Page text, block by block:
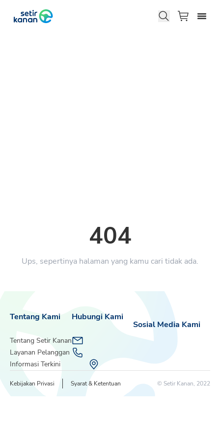
404
Ups, sepertinya halaman yang kamu cari tidak ada.
Tentang Kami
Tentang Setir Kanan
Layanan Pelanggan
Informasi Terkini
Sosial Media Kami
Hubungi Kami
Kebijakan Privasi Syarat & Ketentuan © Setir Kanan, 2022